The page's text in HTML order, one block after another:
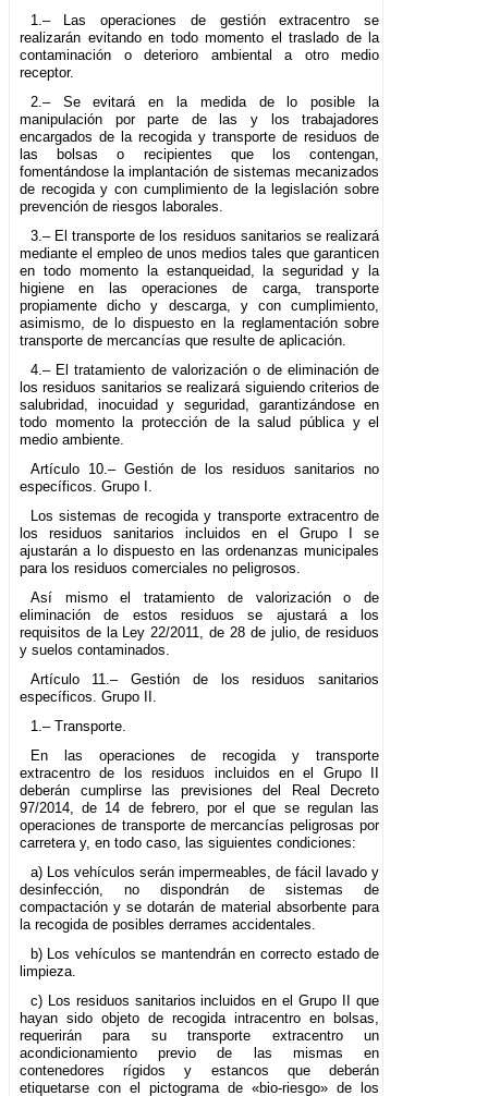
1.– Las operaciones de gestión extracentro se
realizarán evitando en todo momento el traslado de la
contaminación o deterioro ambiental a otro medio
receptor.
2.– Se evitará en la medida de lo posible la
manipulación por parte de las y los trabajadores
encargados de la recogida y transporte de residuos de
las bolsas o recipientes que los contengan,
fomentándose la implantación de sistemas mecanizados
de recogida y con cumplimiento de la legislación sobre
prevención de riesgos laborales.
3.– El transporte de los residuos sanitarios se realizará
mediante el empleo de unos medios tales que garanticen
en todo momento la estanqueidad, la seguridad y la
higiene en las operaciones de carga, transporte
propiamente dicho y descarga, y con cumplimiento,
asimismo, de lo dispuesto en la reglamentación sobre
transporte de mercancías que resulte de aplicación.
4.– El tratamiento de valorización o de eliminación de
los residuos sanitarios se realizará siguiendo criterios de
salubridad, inocuidad y seguridad, garantizándose en
todo momento la protección de la salud pública y el
medio ambiente.
Artículo 10.– Gestión de los residuos sanitarios no
específicos. Grupo I.
Los sistemas de recogida y transporte extracentro de
los residuos sanitarios incluidos en el Grupo I se
ajustarán a lo dispuesto en las ordenanzas municipales
para los residuos comerciales no peligrosos.
Así mismo el tratamiento de valorización o de
eliminación de estos residuos se ajustará a los
requisitos de la Ley 22/2011, de 28 de julio, de residuos
y suelos contaminados.
Artículo 11.– Gestión de los residuos sanitarios
específicos. Grupo II.
1.– Transporte.
En las operaciones de recogida y transporte
extracentro de los residuos incluidos en el Grupo II
deberán cumplirse las previsiones del Real Decreto
97/2014, de 14 de febrero, por el que se regulan las
operaciones de transporte de mercancías peligrosas por
carretera y, en todo caso, las siguientes condiciones:
a) Los vehículos serán impermeables, de fácil lavado y
desinfección, no dispondrán de sistemas de
compactación y se dotarán de material absorbente para
la recogida de posibles derrames accidentales.
b) Los vehículos se mantendrán en correcto estado de
limpieza.
c) Los residuos sanitarios incluidos en el Grupo II que
hayan sido objeto de recogida intracentro en bolsas,
requerirán para su transporte extracentro un
acondicionamiento previo de las mismas en
contenedores rígidos y estancos que deberán
etiquetarse con el pictograma de «bio-riesgo» de los